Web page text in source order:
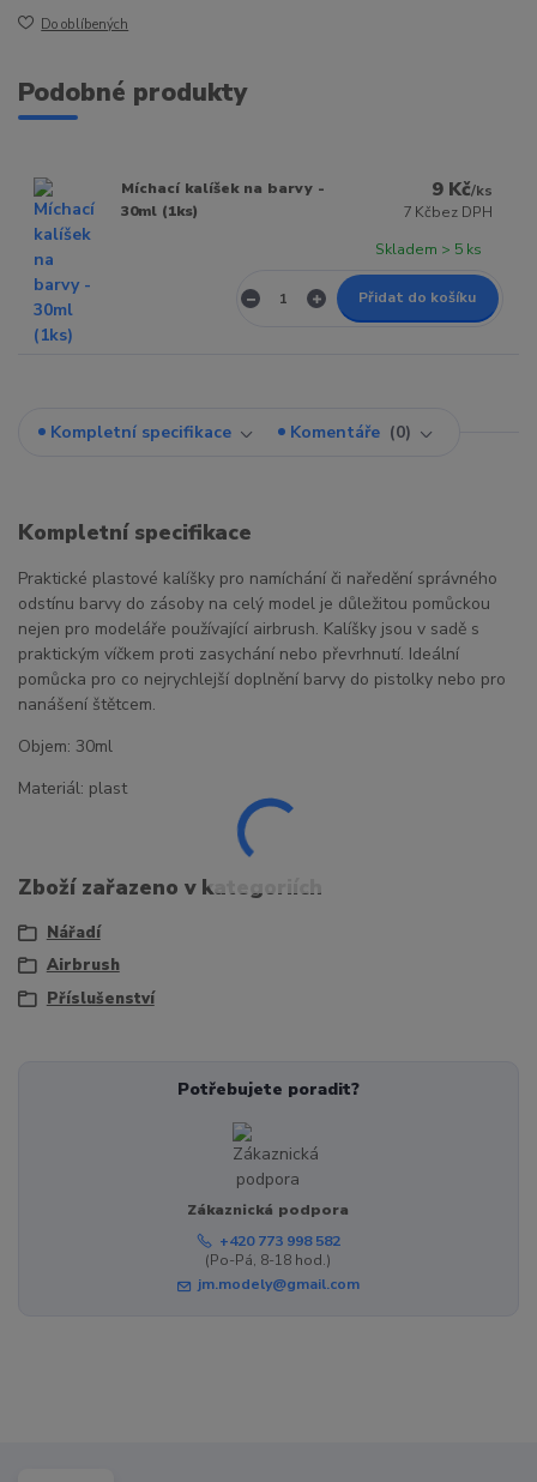
Do oblíbených
Podobné produkty
Míchací kalíšek na barvy -
30ml (1ks)
9 Kč/ks
7 Kčbez DPH
Skladem > 5 ks
Přidat do košíku
Kompletní specifikace Komentáře 0
Kompletní specifikace
Praktické plastové kalíšky pro namíchání či naředění správného
odstínu barvy do zásoby na celý model je důležitou pomůckou
nejen pro modeláře používající airbrush. Kalíšky jsou v sadě s
praktickým víčkem proti zasychání nebo převrhnutí. Ideální
pomůcka pro co nejrychlejší doplnění barvy do pistolky nebo pro
nanášení štětcem.
Objem: 30ml
Materiál: plast
Zboží zařazeno v kategoriích
Nářadí
Airbrush
Příslušenství
Potřebujete poradit?
Zákaznická podpora
+420 773 998 582
(Po-Pá, 8-18 hod.)
jm.modely@gmail.com